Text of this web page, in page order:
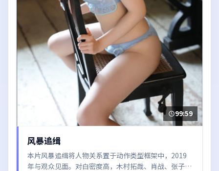
99:59
风暴追缉
本片风暴追缉将人物关系置于动作类型框架中，2019
年与观众见面。对白密度高，木村拓哉、肖战、张子